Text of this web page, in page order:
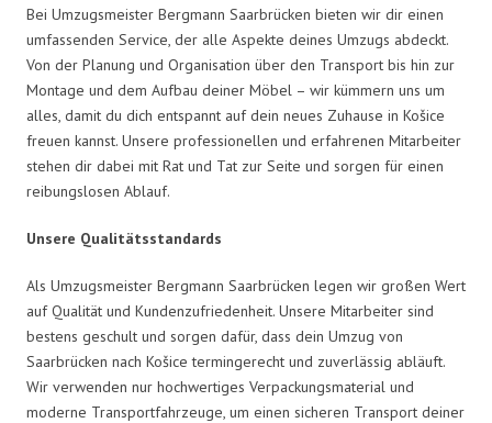
Bei Umzugsmeister Bergmann Saarbrücken bieten wir dir einen
umfassenden Service, der alle Aspekte deines Umzugs abdeckt.
Von der Planung und Organisation über den Transport bis hin zur
Montage und dem Aufbau deiner Möbel – wir kümmern uns um
alles, damit du dich entspannt auf dein neues Zuhause in Košice
freuen kannst. Unsere professionellen und erfahrenen Mitarbeiter
stehen dir dabei mit Rat und Tat zur Seite und sorgen für einen
reibungslosen Ablauf.
Unsere Qualitätsstandards
Als Umzugsmeister Bergmann Saarbrücken legen wir großen Wert
auf Qualität und Kundenzufriedenheit. Unsere Mitarbeiter sind
bestens geschult und sorgen dafür, dass dein Umzug von
Saarbrücken nach Košice termingerecht und zuverlässig abläuft.
Wir verwenden nur hochwertiges Verpackungsmaterial und
moderne Transportfahrzeuge, um einen sicheren Transport deiner